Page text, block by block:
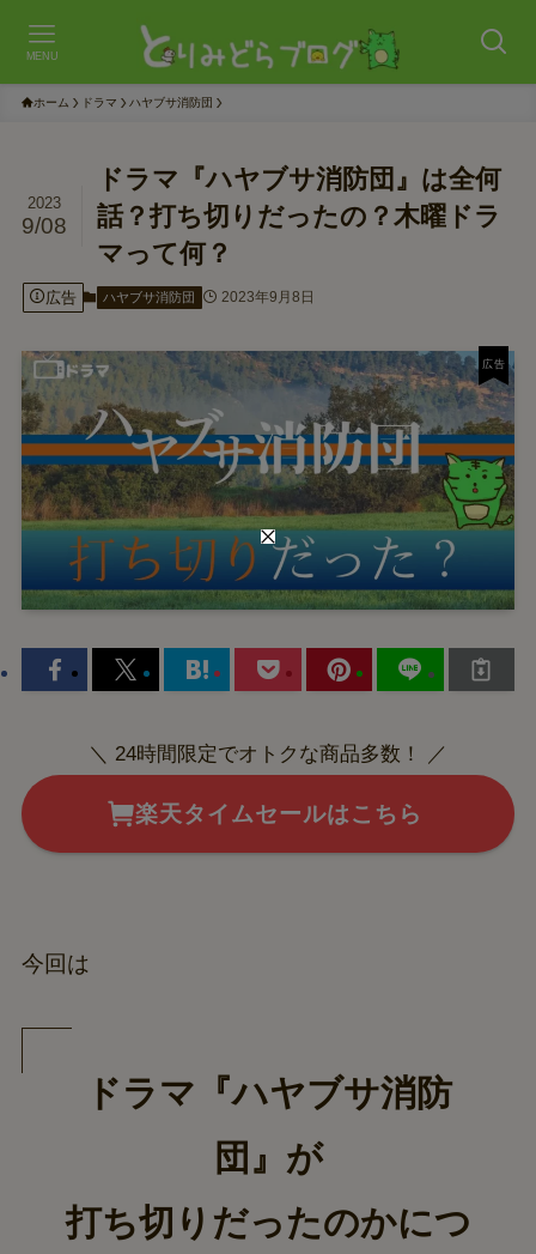
MENU
ホーム ドラマ ハヤブサ消防団
ドラマ『ハヤブサ消防団』は全何
話？打ち切りだったの？木曜ドラ
マって何？
2023
9/08
広告 ハヤブサ消防団 2023年9月8日
＼ 24時間限定でオトクな商品多数！ ／
楽天タイムセールはこちら
今回は
ドラマ『ハヤブサ消防
団』が
打ち切りだったのかにつ